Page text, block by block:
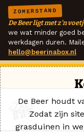
ZOMERSTAND
De Beer ligt met z'n
we wat minder goed
werkdagen duren.
hello@beerinabox.nl
De Beer houdt
Zodat zijn
grasduinen in